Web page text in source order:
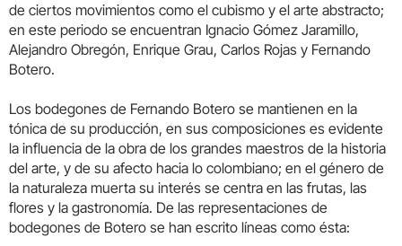
de ciertos movimientos como el cubismo y el arte abstracto;
en este periodo se encuentran Ignacio Gómez Jaramillo,
Alejandro Obregón, Enrique Grau, Carlos Rojas y Fernando
Botero.
Los bodegones de Fernando Botero se mantienen en la
tónica de su producción, en sus composiciones es evidente
la influencia de la obra de los grandes maestros de la historia
del arte, y de su afecto hacia lo colombiano; en el género de
la naturaleza muerta su interés se centra en las frutas, las
flores y la gastronomía. De las representaciones de
bodegones de Botero se han escrito líneas como ésta: